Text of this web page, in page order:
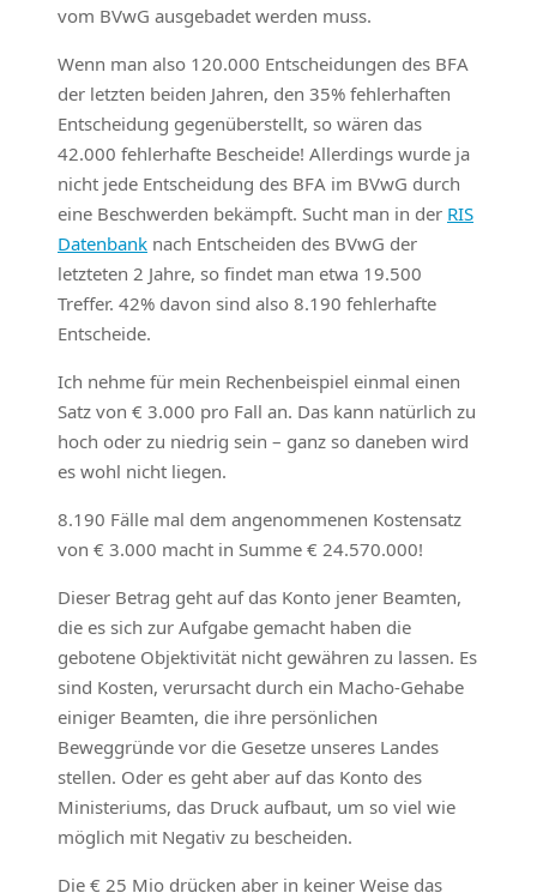
vom BVwG ausgebadet werden muss.
Wenn man also 120.000 Entscheidungen des BFA
der letzten beiden Jahren, den 35% fehlerhaften
Entscheidung gegenüberstellt, so wären das
42.000 fehlerhafte Bescheide! Allerdings wurde ja
nicht jede Entscheidung des BFA im BVwG durch
eine Beschwerden bekämpft. Sucht man in der RIS
Datenbank nach Entscheiden des BVwG der
letzteten 2 Jahre, so findet man etwa 19.500
Treffer. 42% davon sind also 8.190 fehlerhafte
Entscheide.
Ich nehme für mein Rechenbeispiel einmal einen
Satz von € 3.000 pro Fall an. Das kann natürlich zu
hoch oder zu niedrig sein – ganz so daneben wird
es wohl nicht liegen.
8.190 Fälle mal dem angenommenen Kostensatz
von € 3.000 macht in Summe € 24.570.000!
Dieser Betrag geht auf das Konto jener Beamten,
die es sich zur Aufgabe gemacht haben die
gebotene Objektivität nicht gewähren zu lassen. Es
sind Kosten, verursacht durch ein Macho-Gehabe
einiger Beamten, die ihre persönlichen
Beweggründe vor die Gesetze unseres Landes
stellen. Oder es geht aber auf das Konto des
Ministeriums, das Druck aufbaut, um so viel wie
möglich mit Negativ zu bescheiden.
Die € 25 Mio drücken aber in keiner Weise das